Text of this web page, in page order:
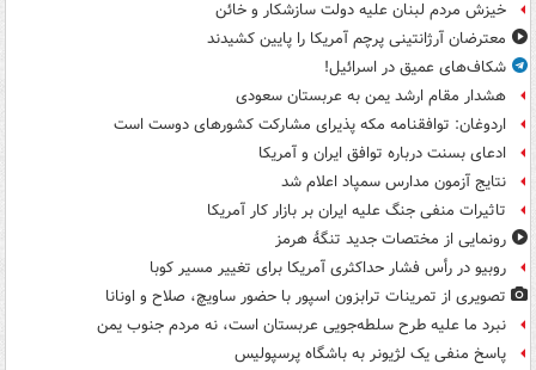
خیزش مردم لبنان علیه دولت سازشکار و خائن
معترضان آرژانتینی پرچم آمریکا را پایین کشیدند
شکاف‌های عمیق در اسرائیل!
هشدار مقام ارشد یمن به عربستان سعودی
اردوغان: توافقنامه مکه پذیرای مشارکت کشورهای دوست است
ادعای بسنت درباره توافق ایران و آمریکا
نتایج آزمون مدارس سمپاد اعلام شد
تاثیرات منفی جنگ علیه ایران بر بازار کار آمریکا
رونمایی از مختصات جدید تنگۀ هرمز
روبیو در رأس فشار حداکثری آمریکا برای تغییر مسیر کوبا
تصویری از تمرینات ترابزون اسپور با حضور ساویچ، صلاح و اونانا
نبرد ما علیه طرح سلطه‌جویی عربستان است، نه مردم جنوب یمن
پاسخ منفی یک لژیونر به باشگاه پرسپولیس